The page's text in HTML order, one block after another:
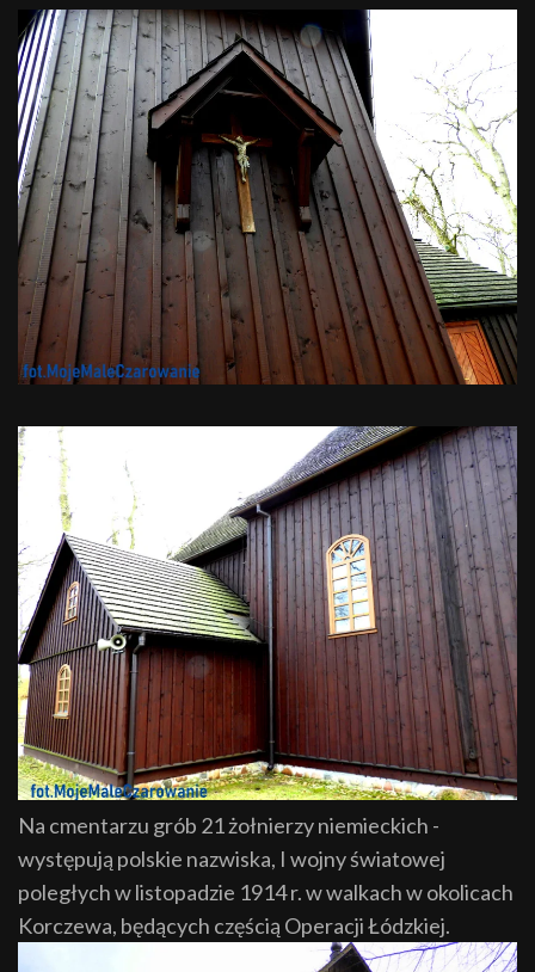
Na cmentarzu grób 21 żołnierzy niemieckich -
występują polskie nazwiska, I wojny światowej
poległych w listopadzie 1914 r. w walkach w okolicach
Korczewa, będących częścią Operacji Łódzkiej.